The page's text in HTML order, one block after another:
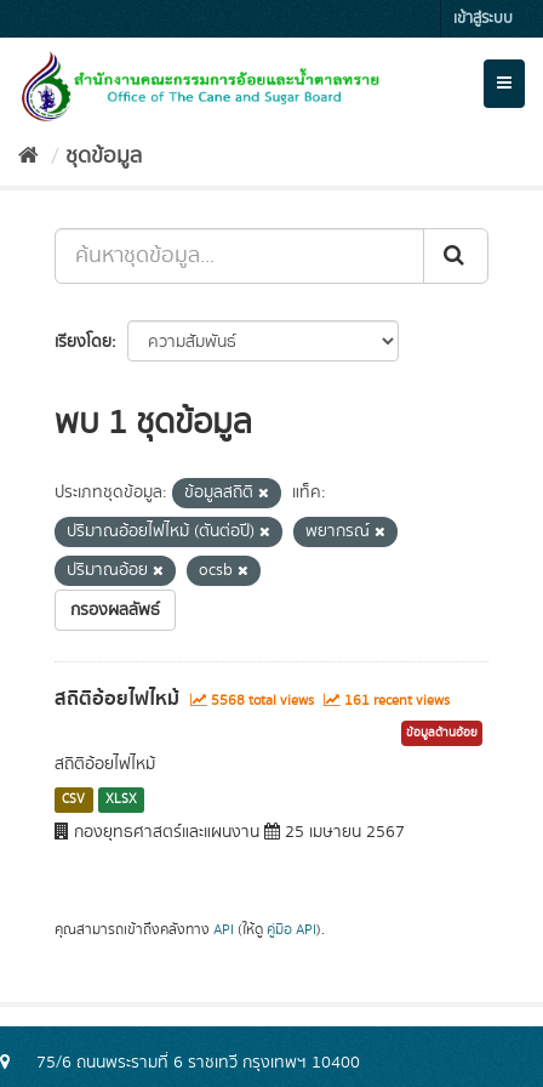
to
content
เข้าสู่ระบบ
ชุดข้อมูล
เรียงโดย
พบ 1 ชุดข้อมูล
ประเภทชุดข้อมูล: ข้อมูลสถิติ
แท็ค:
ปริมาณอ้อยไฟไหม้ (ตันต่อปี)
พยากรณ์
ปริมาณอ้อย
ocsb
กรองผลลัพธ์
สถิติอ้อยไฟไหม้ 5568 total views 161 recent views
ข้อมูลด้านอ้อย
สถิติอ้อยไฟไหม้
CSV XLSX
กองยุทธศาสตร์และแผนงาน 25 เมษายน 2567
คุณสามารถเข้าถึงคลังทาง API (ให้ดู คู่มือ API).
75/6 ถนนพระรามที่ 6 ราชเทวี กรุงเทพฯ 10400